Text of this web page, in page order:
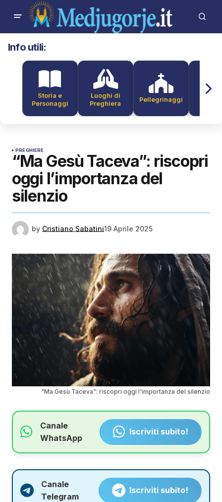
Info utili:
Storia e
Personaggi
Luoghi di
Preghiera
Pellegrinaggi
PREGHIERE
“Ma Gesù Taceva”: riscopri
oggi l’importanza del
silenzio
by Cristiano Sabatini19 Aprile 2025
"Ma Gesù Taceva": riscopri oggi l'importanza del silenzio
Canale
WhatsApp
Iscriviti subito!
Canale
Telegram
Iscriviti subito!